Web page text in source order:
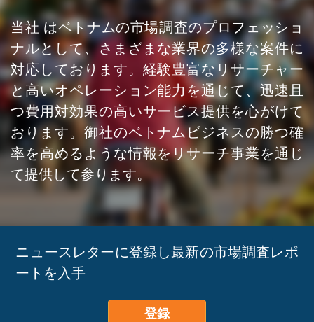
当社 はベトナムの市場調査のプロフェッショ
ナルとして、さまざまな業界の多様な案件に
対応しております。経験豊富なリサーチャー
と高いオペレーション能力を通じて、迅速且
つ費用対効果の高いサービス提供を心がけて
おります。御社のベトナムビジネスの勝つ確
率を高めるような情報をリサーチ事業を通じ
て提供して参ります。
ニュースレターに登録し最新の市場調査レポ
ートを入手
登録